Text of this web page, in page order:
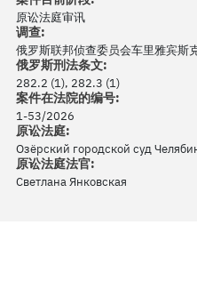
原讼法庭审讯
调查:
俄罗斯联邦侦查委员会车里雅宾斯
俄罗斯刑法条文:
282.2 (1), 282.3 (1)
案件在法院的编号:
1-53/2026
原讼法庭:
Озёрский городской суд
原讼法庭法官:
Светлана Янковская